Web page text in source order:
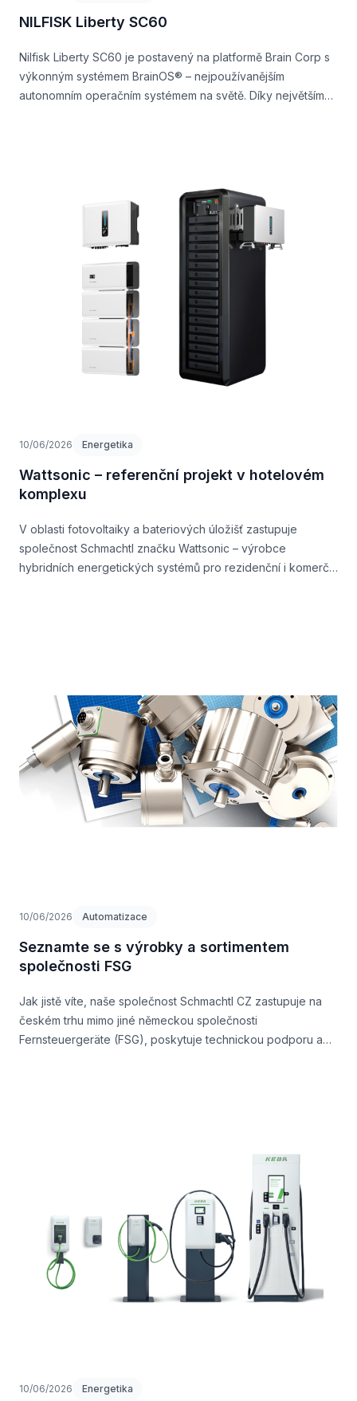
NILFISK Liberty SC60
Nilfisk Liberty SC60 je postavený na platformě Brain Corp s
výkonným systémem BrainOS® – nejpoužívanějším
autonomním operačním systémem na světě. Díky největšímu
10/06/2026 Energetika
Wattsonic – referenční projekt v hotelovém
komplexu
V oblasti fotovoltaiky a bateriových úložišť zastupuje
společnost Schmachtl značku Wattsonic – výrobce
hybridních energetických systémů pro rezidenční i komerční
10/06/2026 Automatizace
Seznamte se s výrobky a sortimentem
společnosti FSG
Jak jistě víte, naše společnost Schmachtl CZ zastupuje na
českém trhu mimo jiné německou společnosti
Fernsteuergeräte (FSG), poskytuje technickou podporu a
10/06/2026 Energetika